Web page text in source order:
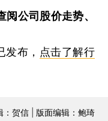
阅公司股价走势、
布， 点击了解行
：贺信 | 版面编辑：鲍琦